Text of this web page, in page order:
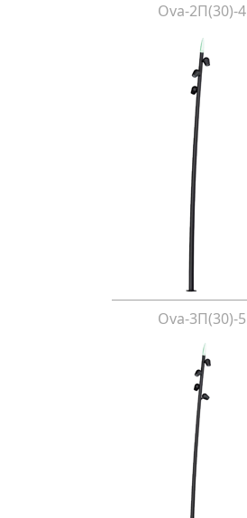
Ova-2П(30)-4
Ova-3П(30)-5